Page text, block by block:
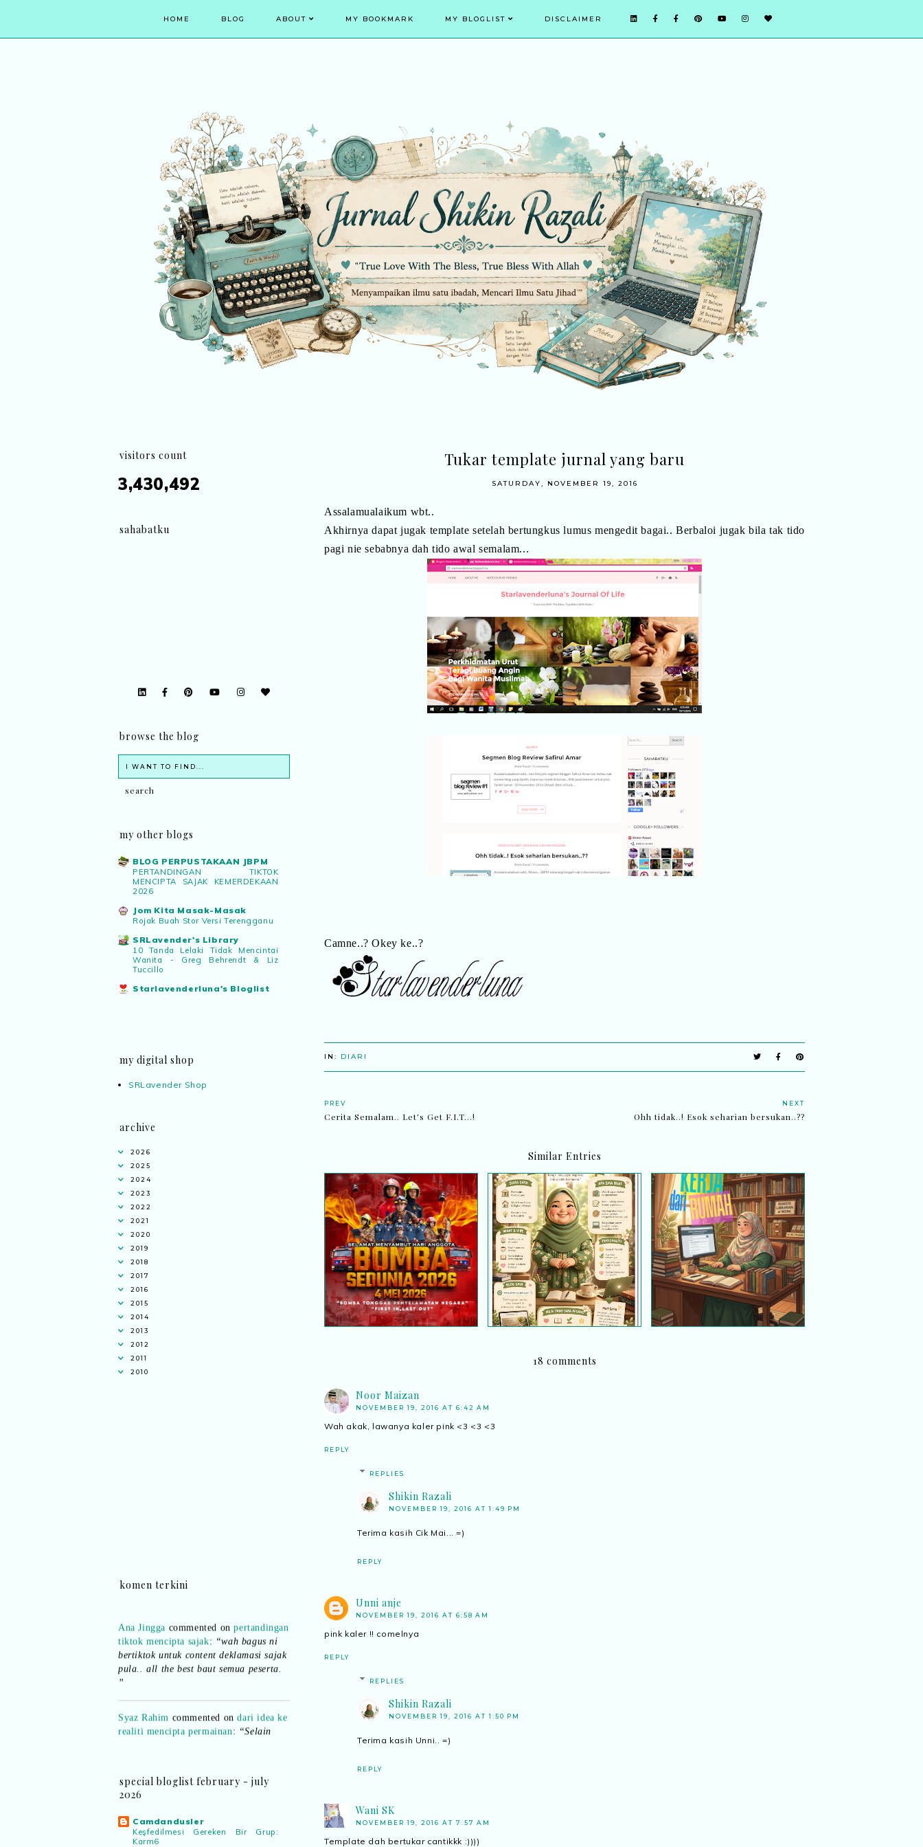
HOME BLOG ABOUT MY BOOKMARK MY BLOGLIST DISCLAIMER
Tukar template jurnal yang baru
SATURDAY, NOVEMBER 19, 2016
Assalamualaikum wbt..
Akhirnya dapat jugak template setelah bertungkus lumus mengedit bagai.. Berbaloi jugak bila tak tido
pagi nie sebabnya dah tido awal semalam...
Camne..? Okey ke..?
IN: DIARI
PREV
Cerita Semalam.. Let's Get F.I.T...!
NEXT
Ohh tidak..! Esok seharian bersukan..??
Similar Entries
Selamat Hari Anggota
Bomba Sedunia 2026
Infografik tentang diri saya
Kerja dari rumah (BDR) ;
Selamat Hari Pekerja
18 comments
Noor Maizan
NOVEMBER 19, 2016 AT 6:42 AM
Wah akak, lawanya kaler pink <3 <3 <3
REPLY
REPLIES
Shikin Razali
NOVEMBER 19, 2016 AT 1:49 PM
Terima kasih Cik Mai... =)
REPLY
Unni anje
NOVEMBER 19, 2016 AT 6:58 AM
pink kaler !! comelnya
REPLY
REPLIES
Shikin Razali
NOVEMBER 19, 2016 AT 1:50 PM
Terima kasih Unni.. =)
REPLY
Wani SK
NOVEMBER 19, 2016 AT 7:57 AM
Template dah bertukar cantikkk :))))
visitors count
3,430,492
sahabatku
browse the blog
my other blogs
BLOG PERPUSTAKAAN JBPM
PERTANDINGAN TIKTOK
MENCIPTA SAJAK KEMERDEKAAN
2026
Jom Kita Masak-Masak
Rojak Buah Stor Versi Terengganu
SRLavender's Library
10 Tanda Lelaki Tidak Mencintai
Wanita - Greg Behrendt & Liz
Tuccillo
Starlavenderluna's Bloglist
my digital shop
SRLavender Shop
archive
2026
2025
2024
2023
2022
2021
2020
2019
2018
2017
2016
2015
2014
2013
2012
2011
2010
komen terkini
tiktok mencipta sajak:“wah bagus ni
bertiktok untuk content deklamasi sajak
pula.. all the best baut semua peserta.
”
realiti mencipta permainan:“Selain
jimat kertas, memang memudahkan
Syaz Rahim
“Menarik sungguh Pertandingan TikTok
Mencipta Sajak Kemerdekaan 2026 dari
special bloglist february - july
2026
Camdandusler
Keşfedilmesi Gereken Bir Grup:
Karm6